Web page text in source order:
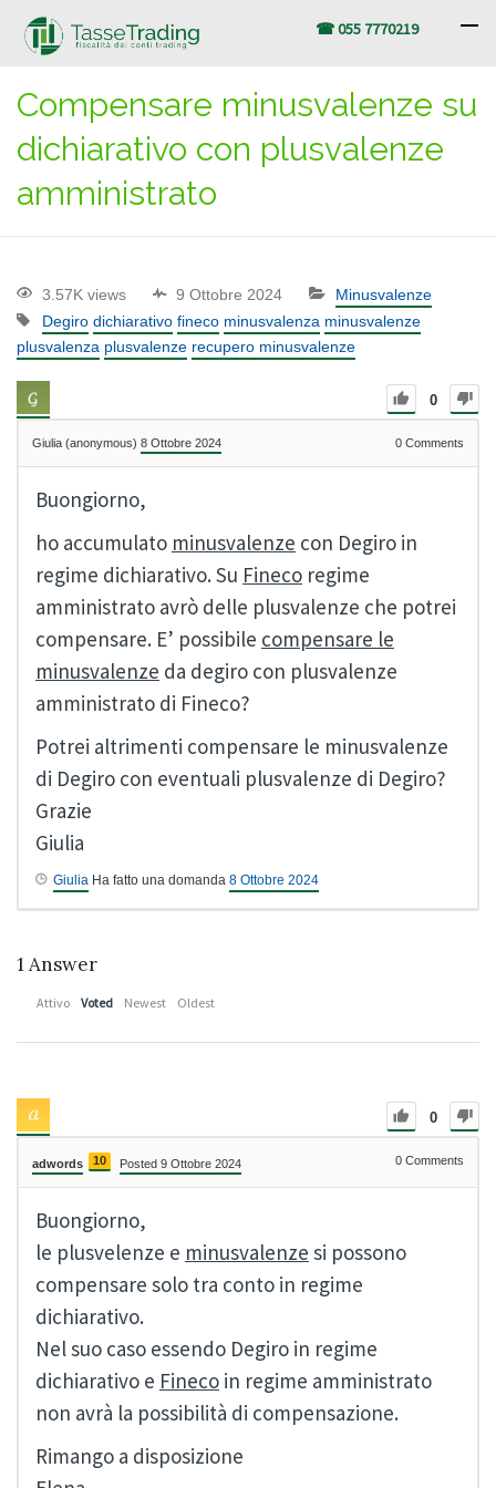
☎ 055 7770219
Compensare minusvalenze su
dichiarativo con plusvalenze
amministrato
3.57K views 9 Ottobre 2024
Minusvalenze
Degiro dichiarativo fineco minusvalenza minusvalenze
plusvalenza plusvalenze recupero minusvalenze
0
Giulia (anonymous) 8 Ottobre 2024 0 Comments
Buongiorno,
ho accumulato minusvalenze con Degiro in
regime dichiarativo. Su Fineco regime
amministrato avrò delle plusvalenze che potrei
compensare. E’ possibile compensare le
minusvalenze da degiro con plusvalenze
amministrato di Fineco?
Potrei altrimenti compensare le minusvalenze
di Degiro con eventuali plusvalenze di Degiro?
Grazie
Giulia
Giulia Ha fatto una domanda 8 Ottobre 2024
1 Answer
Attivo Voted Newest Oldest
0
adwords 10 Posted 9 Ottobre 2024 0 Comments
Buongiorno,
le plusvelenze e minusvalenze si possono
compensare solo tra conto in regime
dichiarativo.
Nel suo caso essendo Degiro in regime
dichiarativo e Fineco in regime amministrato
non avrà la possibilità di compensazione.
Rimango a disposizione